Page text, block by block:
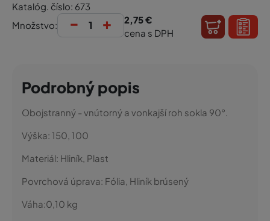
Katalóg. číslo: 673
Množstvo:
- +
2,75 €
cena s DPH
Podrobný popis
Obojstranný - vnútorný a vonkajší roh sokla 90°.
Výška: 150, 100
Materiál: Hliník, Plast
Povrchová úprava: Fólia, Hliník brúsený
Váha:0,10 kg